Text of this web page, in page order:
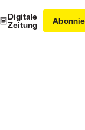
Digitale
Zeitung